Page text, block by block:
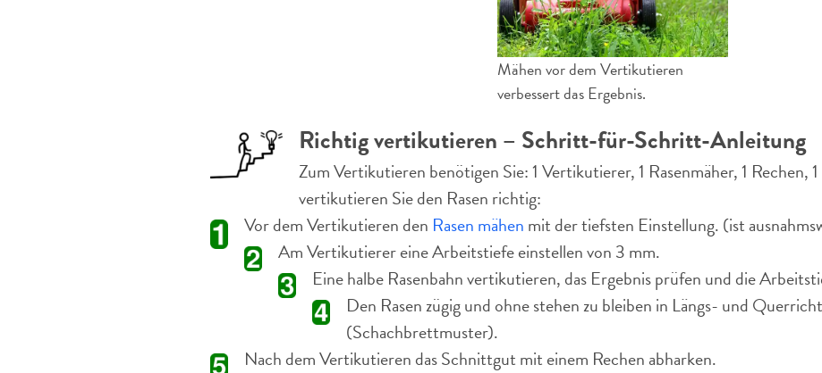
Mähen vor dem Vertikutieren
verbessert das Ergebnis.
Richtig vertikutieren – Schritt-für-Schritt-Anleitung
Zum Vertikutieren benötigen Sie: 1 Vertikutierer, 1 Rasenmäher, 1 Rechen,
vertikutieren Sie den Rasen richtig:
Vor dem Vertikutieren den Rasen mähen mit der tiefsten Einstellung. (ist
Am Vertikutierer eine Arbeitstiefe einstellen von 3 mm.
Eine halbe Rasenbahn vertikutieren, das Ergebnis prüfen und die
Den Rasen zügig und ohne stehen zu bleiben in Längs- und
(Schachbrettmuster).
Nach dem Vertikutieren das Schnittgut mit einem Rechen abharken.